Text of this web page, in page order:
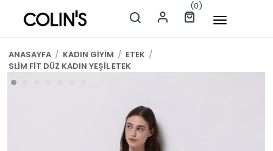
(0)
ANASAYFA / KADIN GİYİM / ETEK /
SLİM FİT DÜZ KADIN YEŞİL ETEK